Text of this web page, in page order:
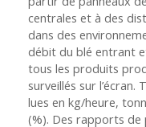
centrales et à des
dans des
débit du blé entrant
tous les produits
surveillés sur
lues en kg/heure,
(%). Des rapports